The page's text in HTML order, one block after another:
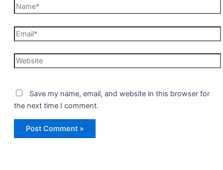
Name*
Email*
Website
Save my name, email, and website in this browser for
the next time I comment.